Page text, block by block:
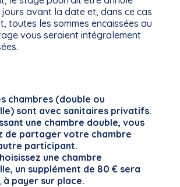
avant la date et, dans ce cas
toutes les sommes encaissées au
vous seraient intégralement
chambres (double ou
sont avec sanitaires privatifs.
une chambre double, vous
de partager votre chambre
participant.
une chambre
un supplément de 80 € sera
à payer sur place.